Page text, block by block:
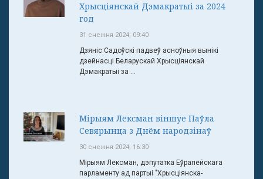
Хрысціянскай Дэмакратыі за 2024
год
31 снежня 2024, 09:40
Дзяніс Садоўскі падвеў асноўныя вынікі
дзейнасці Беларускай Хрысціянскай
Дэмакратыі за ...
Мірыям Лексман віншуе Паўла
Севярынца з Днём народзінаў
30 снежня 2024, 16:30
Мірыям Лексман, дэпутатка Еўрапейскага
парламенту ад партыі "Хрысціянска-